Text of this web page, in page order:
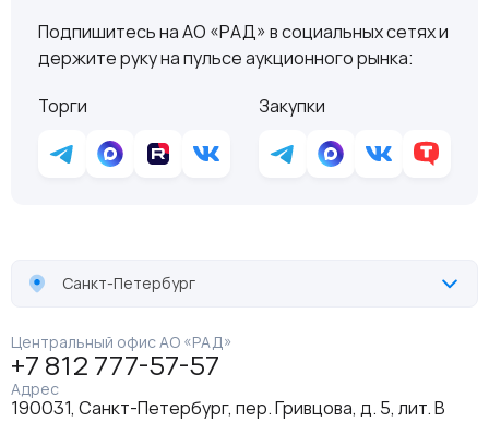
Подпишитесь на АО «РАД» в социальных сетях и
держите руку на пульсе аукционного рынка:
Торги
Закупки
Санкт-Петербург
Центральный офис АО «РАД»
+7 812 777-57-57
Адрес
190031, Санкт-Петербург, пер. Гривцова, д. 5, лит. В